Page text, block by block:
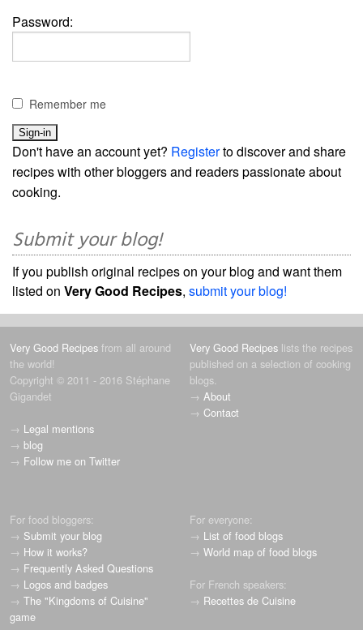
Password:
Remember me
Don't have an account yet? Registerto discover and share
recipes with other bloggers and readers passionate about
cooking.
Submit your blog!
If you publish original recipes on your blog and want them
listed on Very Good Recipes, submit your blog!
Very Good Recipes from all around
the world!
Copyright © 2011 - 2016 Stéphane
Gigandet
→ Legal mentions
→ blog
→ Follow me on Twitter
Very Good Recipes lists the recipes
published on a selection of cooking
blogs.
→ About
→ Contact
For food bloggers:
→ Submit your blog
→ How it works?
→ Frequently Asked Questions
→ Logos and badges
→ The "Kingdoms of Cuisine"
game
For everyone:
→ List of food blogs
→ World map of food blogs
For French speakers:
→ Recettes de Cuisine